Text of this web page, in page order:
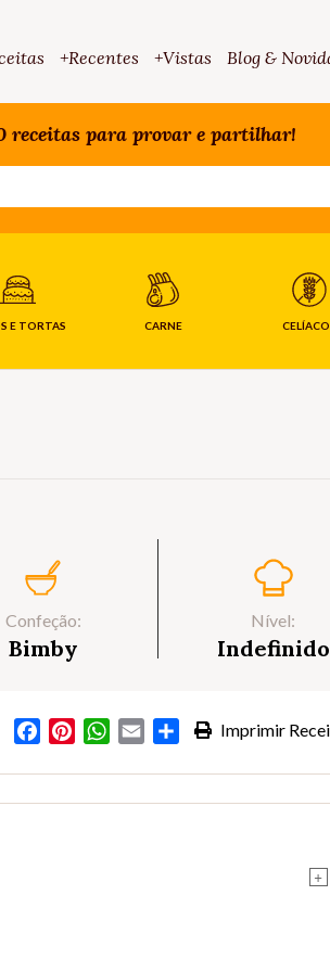
+Recentes +Vistas Blog &
receitas para provar e partilhar!
E TORTAS CARNE
Confeção:
Bimby
Nível:
Indefinido
Imprimir
FacebookPinterestWhatsApp
Email Partilhar
+